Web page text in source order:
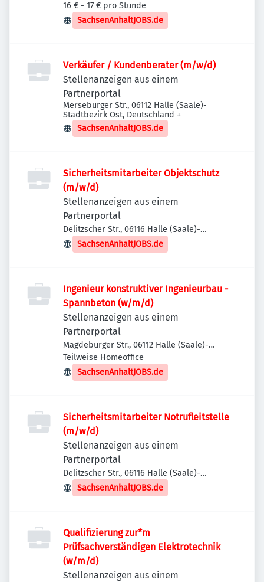
16 € - 17 € pro Stunde
SachsenAnhaltJOBS.de
Verkäufer / Kundenberater (m/w/d)
Stellenanzeigen aus einem
Partnerportal
Merseburger Str., 06112 Halle (Saale)-
Stadtbezirk Ost, Deutschland +
SachsenAnhaltJOBS.de
Sicherheitsmitarbeiter Objektschutz
(m/w/d)
Stellenanzeigen aus einem
Partnerportal
Delitzscher Str., 06116 Halle (Saale)-
Stadtbezirk Ost, Deutschland
SachsenAnhaltJOBS.de
Ingenieur konstruktiver Ingenieurbau -
Spannbeton (w/m/d)
Stellenanzeigen aus einem
Partnerportal
Magdeburger Str., 06112 Halle (Saale)-
Stadtbezirk Ost, Deutschland
Teilweise Homeoffice
SachsenAnhaltJOBS.de
Sicherheitsmitarbeiter Notrufleitstelle
(m/w/d)
Stellenanzeigen aus einem
Partnerportal
Delitzscher Str., 06116 Halle (Saale)-
Stadtbezirk Ost, Deutschland
SachsenAnhaltJOBS.de
Qualifizierung zur*m
Prüfsachverständigen Elektrotechnik
(w/m/d)
Stellenanzeigen aus einem